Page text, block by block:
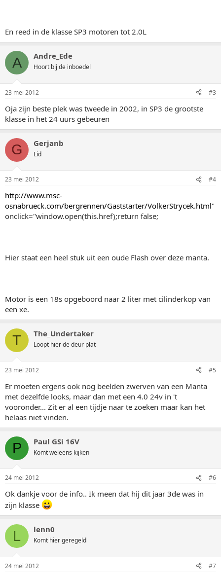
En reed in de klasse SP3 motoren tot 2.0L
A Andre_Ede
Hoort bij de inboedel
23 mei 2012 #3
Oja zijn beste plek was tweede in 2002, in SP3 de grootste
klasse in het 24 uurs gebeuren
G Gerjanb
Lid
23 mei 2012 #4
http://www.msc-
osnabrueck.com/bergrennen/Gaststarter/VolkerStrycek.html"
onclick="window.open(this.href);return false;
Hier staat een heel stuk uit een oude Flash over deze manta.
Motor is een 18s opgeboord naar 2 liter met cilinderkop van
een xe.
T The_Undertaker
Loopt hier de deur plat
23 mei 2012 #5
Er moeten ergens ook nog beelden zwerven van een Manta
met dezelfde looks, maar dan met een 4.0 24v in 't
vooronder... Zit er al een tijdje naar te zoeken maar kan het
helaas niet vinden.
P Paul GSi 16V
Komt weleens kijken
24 mei 2012 #6
Ok dankje voor de info.. Ik meen dat hij dit jaar 3de was in
zijn klasse
L lenn0
Komt hier geregeld
24 mei 2012 #7